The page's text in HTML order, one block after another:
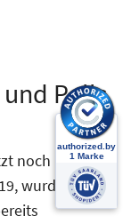
Polls
noch mehr
wurde die